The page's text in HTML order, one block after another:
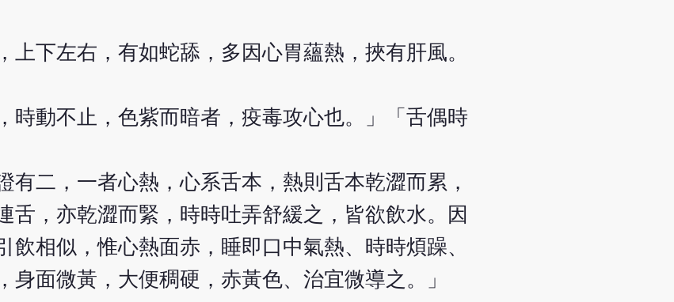
上下左右，有如蛇舔，多因心胃蘊熱，挾有肝風。
時動不止，色紫而暗者，疫毒攻心也。」「舌偶時
有二，一者心熱，心系舌本，熱則舌本乾澀而累，
舌，亦乾澀而緊，時時吐弄舒緩之，皆欲飲水。因
相似，惟心熱面赤，睡即口中氣熱、時時煩躁、
面微黃，大便稠硬，赤黃色、治宜微導之。」